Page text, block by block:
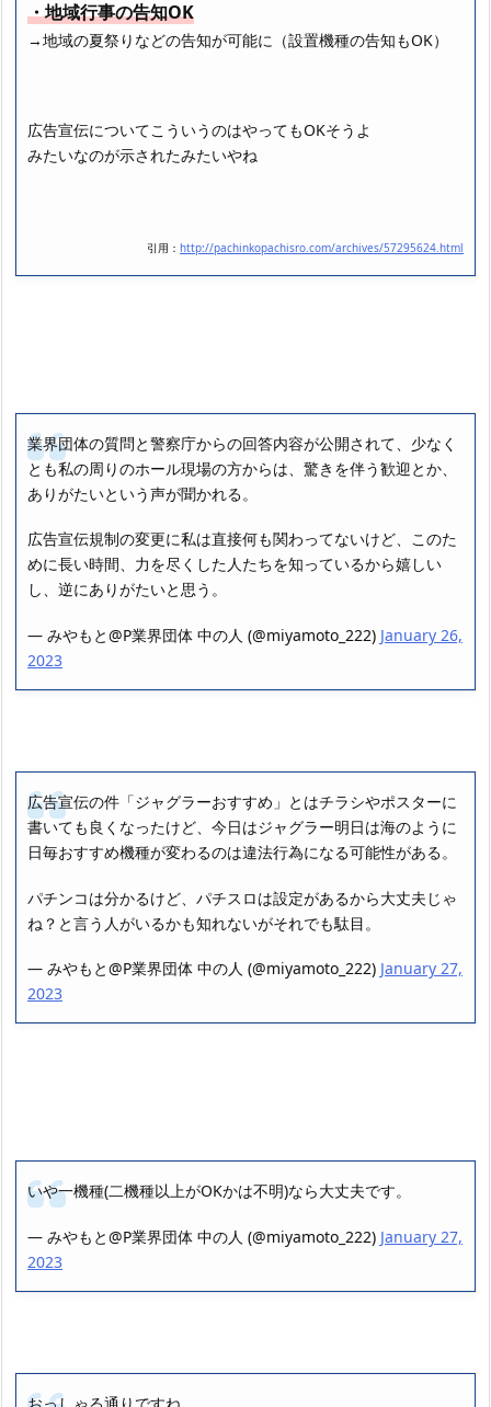
・地域行事の告知OK
→地域の夏祭りなどの告知が可能に（設置機種の告知もOK）
広告宣伝についてこういうのはやってもOKそうよ
みたいなのが示されたみたいやね
引用： http://pachinkopachisro.com/archives/57295624.html
業界団体の質問と警察庁からの回答内容が公開されて、少なく
とも私の周りのホール現場の方からは、驚きを伴う歓迎とか、
ありがたいという声が聞かれる。
広告宣伝規制の変更に私は直接何も関わってないけど、このた
めに長い時間、力を尽くした人たちを知っているから嬉しい
し、逆にありがたいと思う。
— みやもと@P業界団体 中の人 (@miyamoto_222) January 26,
2023
広告宣伝の件「ジャグラーおすすめ」とはチラシやポスターに
書いても良くなったけど、今日はジャグラー明日は海のように
日毎おすすめ機種が変わるのは違法行為になる可能性がある。
パチンコは分かるけど、パチスロは設定があるから大丈夫じゃ
ね？と言う人がいるかも知れないがそれでも駄目。
— みやもと@P業界団体 中の人 (@miyamoto_222) January 27,
2023
いや一機種(二機種以上がOKかは不明)なら大丈夫です。
— みやもと@P業界団体 中の人 (@miyamoto_222) January 27,
2023